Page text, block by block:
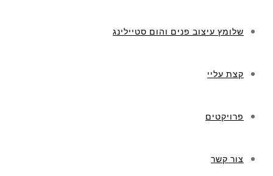
שלומץ עיצוב פנים והום סטיילינג
קצת עליי
פרויקטים
צור קשר